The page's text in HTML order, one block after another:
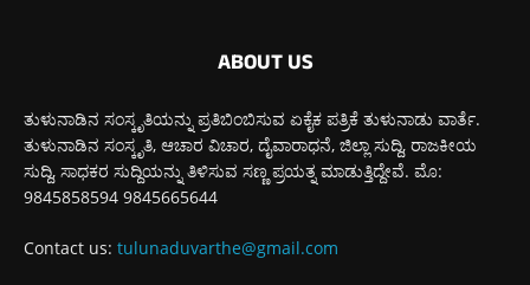
ABOUT US
ತುಳುನಾಡಿನ ಸಂಸ್ಕೃತಿಯನ್ನು ಪ್ರತಿಬಿಂಬಿಸುವ ಏಕೈಕ ಪತ್ರಿಕೆ ತುಳುನಾಡು ವಾರ್ತೆ.
ತುಳುನಾಡಿನ ಸಂಸ್ಕೃತಿ, ಆಚಾರ ವಿಚಾರ, ದೈವಾರಾಧನೆ, ಜಿಲ್ಲಾ ಸುದ್ದಿ, ರಾಜಕೀಯ
ಸುದ್ದಿ, ಸಾಧಕರ ಸುದ್ದಿಯನ್ನು ತಿಳಿಸುವ ಸಣ್ಣ ಪ್ರಯತ್ನ ಮಾಡುತ್ತಿದ್ದೇವೆ. ಮೊ:
9845858594 9845665644
Contact us: tulunaduvarthe@gmail.com